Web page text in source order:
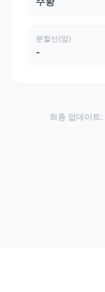
분할선(앞)
-
최종 업데이트: